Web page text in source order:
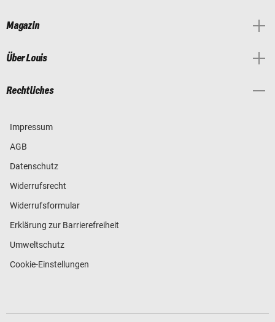
Magazin
Über Louis
Rechtliches
Impressum
AGB
Datenschutz
Widerrufsrecht
Widerrufsformular
Erklärung zur Barrierefreiheit
Umweltschutz
Cookie-Einstellungen